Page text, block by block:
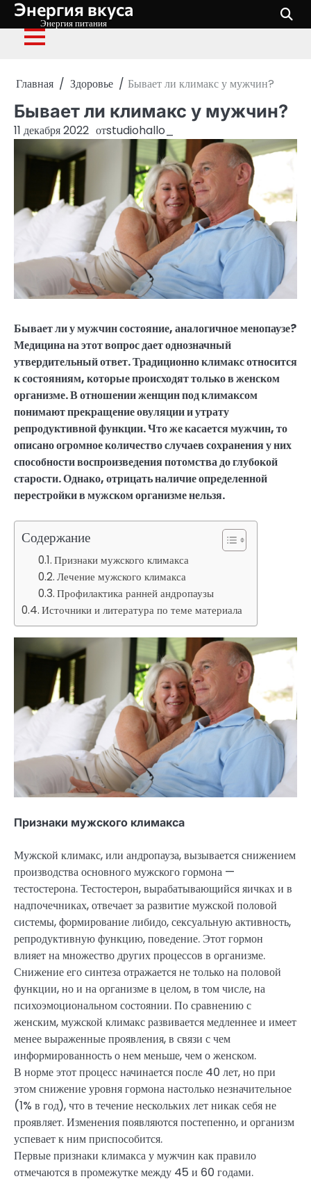
Перейти
содержимому
Энергия вкуса
Энергия питания
Главная Здоровье Бывает ли климакс у мужчин?
Бывает ли климакс у мужчин?
11 декабря 2022 отstudiohallo_
Бывает ли у мужчин состояние, аналогичное менопаузе?
Медицина на этот вопрос дает однозначный
утвердительный ответ. Традиционно климакс относится
к состояниям, которые происходят только в женском
организме. В отношении женщин под климаксом
понимают прекращение овуляции и утрату
репродуктивной функции. Что же касается мужчин, то
описано огромное количество случаев сохранения у них
способности воспроизведения потомства до глубокой
старости. Однако, отрицать наличие определенной
перестройки в мужском организме нельзя.
Содержание
Признаки мужского климакса
Лечение мужского климакса
Профилактика ранней андропаузы
Источники и литература по теме материала
Признаки мужского климакса
Мужской климакс, или андропауза, вызывается снижением
производства основного мужского гормона —
тестостерона. Тестостерон, вырабатывающийся яичках и в
надпочечниках, отвечает за развитие мужской половой
системы, формирование либидо, сексуальную активность,
репродуктивную функцию, поведение. Этот гормон
влияет на множество других процессов в организме.
Снижение его синтеза отражается не только на половой
функции, но и на организме в целом, в том числе, на
психоэмоциональном состоянии. По сравнению с
женским, мужской климакс развивается медленнее и имеет
менее выраженные проявления, в связи с чем
информированность о нем меньше, чем о женском.
В норме этот процесс начинается после 40 лет, но при
этом снижение уровня гормона настолько незначительное
(1% в год), что в течение нескольких лет никак себя не
проявляет. Изменения появляются постепенно, и организм
успевает к ним приспособится.
Первые признаки климакса у мужчин как правило
отмечаются в промежутке между 45 и 60 годами.